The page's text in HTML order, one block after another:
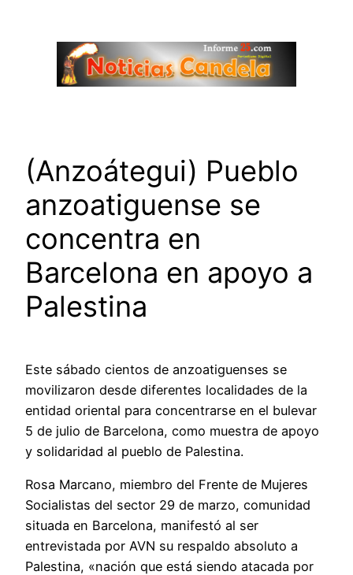
contenido
(Anzoátegui) Pueblo
anzoatiguense se
concentra en
Barcelona en apoyo a
Palestina
Este sábado cientos de anzoatiguenses se
movilizaron desde diferentes localidades de la
entidad oriental para concentrarse en el bulevar
5 de julio de Barcelona, como muestra de apoyo
y solidaridad al pueblo de Palestina.
Rosa Marcano, miembro del Frente de Mujeres
Socialistas del sector 29 de marzo, comunidad
situada en Barcelona, manifestó al ser
entrevistada por AVN su respaldo absoluto a
Palestina, «nación que está siendo atacada por